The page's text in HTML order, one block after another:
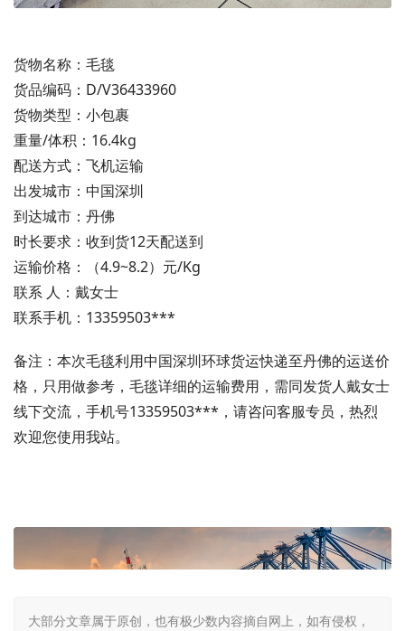
货物名称：毛毯
货品编码：D/V36433960
货物类型：小包裹
重量/体积：16.4kg
配送方式：飞机运输
出发城市：中国深圳
到达城市：丹佛
时长要求：收到货12天配送到
运输价格：（4.9~8.2）元/Kg
联系 人：戴女士
联系手机：13359503***
备注：本次毛毯利用中国深圳环球货运快递至丹佛的运送价
格，只用做参考，毛毯详细的运输费用，需同发货人戴女士
线下交流，手机号13359503***，请咨问客服专员，热烈
欢迎您使用我站。
大部分文章属于原创，也有极少数内容摘自网上，如有侵权，